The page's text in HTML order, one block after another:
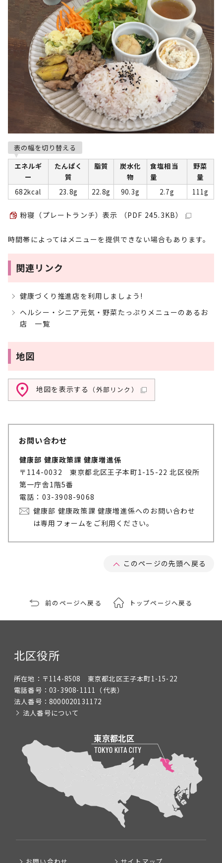
表の幅を切り替える
エネルギ
ー
たんぱく
質
脂質
炭水化
物
食塩相当
量
野菜
量
682kcal
23.8g 22.8g 90.3g 2.7g 111g
粉寝（プレートランチ）表示 （PDF 245.3KB）
時間帯によってはメニューを提供できない場合もあります。
関連リンク
健康づくり推進店を利用しましょう!
ヘルシー・シニア元気・野菜たっぷりメニューのあるお
店 一覧
地図
地図を表示する （外部リンク）
お問い合わせ
健康部 健康政策課 健康増進係
〒114-0032 東京都北区王子本町1-15-22 北区役所
第一庁舎1階5番
電話：03-3908-9068
健康部 健康政策課 健康増進係へのお問い合わせ
は専用フォームをご利用ください。
このページの先頭へ戻る
前のページへ戻る トップページへ戻る
北区役所
所在地： 〒114-8508 東京都北区王子本町1-15-22
電話番号： 03-3908-1111
（代表）
法人番号： 8000020131172
法人番号について